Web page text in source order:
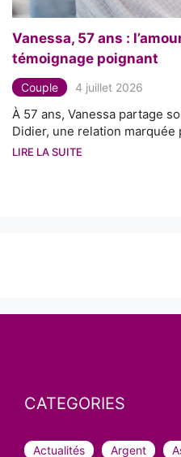
Vanessa, 57 ans :
témoignage poignant
Couple 4 juillet 2026
À 57 ans, Vanessa partage
Didier, une relation marquée
LIRE LA SUITE
CATEGORIES
Actualités Argent